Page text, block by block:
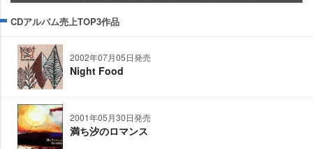
CDアルバム売上TOP3作品
2002年07月05日発売
Night Food
2001年05月30日発売
満ち汐のロマンス